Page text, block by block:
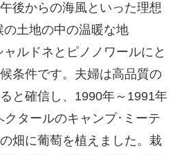
後からの海風といった理想
の土地の中の温暖な地
ャルドネとピノノワールにと
条件です。夫婦は高品質の
と確信し、1990年～1991年
クタールのキャンプ･ミーテ
畑に葡萄を植えました。栽